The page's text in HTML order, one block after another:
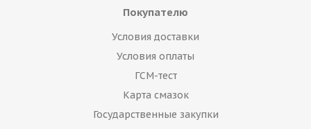
Покупателю
Условия доставки
Условия оплаты
ГСМ-тест
Карта смазок
Государственные закупки